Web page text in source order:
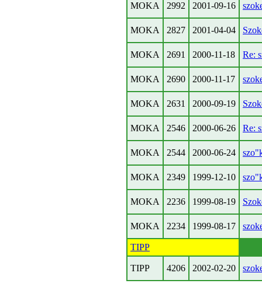
MOKA 2992 2001-09-16
MOKA 2827 2001-04-04
MOKA 2691 2000-11-18 Re:
MOKA 2690 2000-11-17
MOKA 2631 2000-09-19
MOKA 2546 2000-06-26 Re:
MOKA 2544 2000-06-24
MOKA 2349 1999-12-10
MOKA 2236 1999-08-19
MOKA 2234 1999-08-17
TIPP
TIPP 4206 2002-02-20